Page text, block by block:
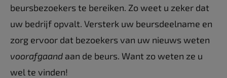
beursbezoekers te bereiken. Zo weet u zeker dat
uw bedrijf opvalt. Versterk uw beursdeelname en
zorg ervoor dat bezoekers van uw nieuws weten
voorafgaand aan de beurs. Want zo weten ze u
wel te vinden!